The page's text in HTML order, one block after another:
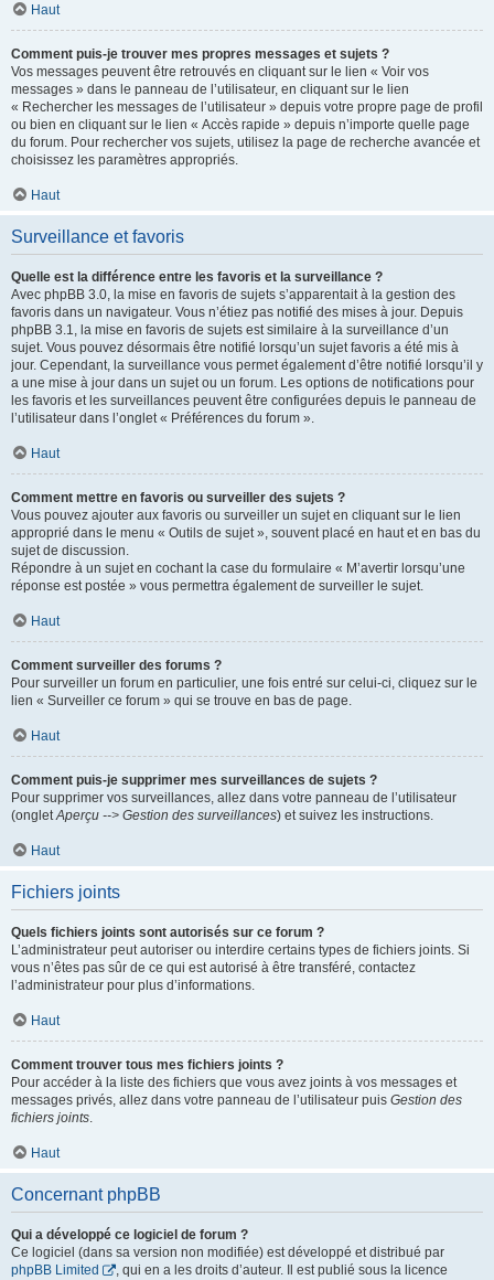
Haut
Comment puis-je trouver mes propres messages et sujets ?
Vos messages peuvent être retrouvés en cliquant sur le lien « Voir vos
messages » dans le panneau de l’utilisateur, en cliquant sur le lien
« Rechercher les messages de l’utilisateur » depuis votre propre page de profil
ou bien en cliquant sur le lien « Accès rapide » depuis n’importe quelle page
du forum. Pour rechercher vos sujets, utilisez la page de recherche avancée et
choisissez les paramètres appropriés.
Haut
Surveillance et favoris
Quelle est la différence entre les favoris et la surveillance ?
Avec phpBB 3.0, la mise en favoris de sujets s’apparentait à la gestion des
favoris dans un navigateur. Vous n’étiez pas notifié des mises à jour. Depuis
phpBB 3.1, la mise en favoris de sujets est similaire à la surveillance d’un
sujet. Vous pouvez désormais être notifié lorsqu’un sujet favoris a été mis à
jour. Cependant, la surveillance vous permet également d’être notifié lorsqu’il y
a une mise à jour dans un sujet ou un forum. Les options de notifications pour
les favoris et les surveillances peuvent être configurées depuis le panneau de
l’utilisateur dans l’onglet « Préférences du forum ».
Haut
Comment mettre en favoris ou surveiller des sujets ?
Vous pouvez ajouter aux favoris ou surveiller un sujet en cliquant sur le lien
approprié dans le menu « Outils de sujet », souvent placé en haut et en bas du
sujet de discussion.
Répondre à un sujet en cochant la case du formulaire « M’avertir lorsqu’une
réponse est postée » vous permettra également de surveiller le sujet.
Haut
Comment surveiller des forums ?
Pour surveiller un forum en particulier, une fois entré sur celui-ci, cliquez sur le
lien « Surveiller ce forum » qui se trouve en bas de page.
Haut
Comment puis-je supprimer mes surveillances de sujets ?
Pour supprimer vos surveillances, allez dans votre panneau de l’utilisateur
(ongletAperçu --> Gestion des surveillances) et suivez les instructions.
Haut
Fichiers joints
Quels fichiers joints sont autorisés sur ce forum ?
L’administrateur peut autoriser ou interdire certains types de fichiers joints. Si
vous n’êtes pas sûr de ce qui est autorisé à être transféré, contactez
l’administrateur pour plus d’informations.
Haut
Comment trouver tous mes fichiers joints ?
Pour accéder à la liste des fichiers que vous avez joints à vos messages et
messages privés, allez dans votre panneau de l’utilisateur puis Gestion des
fichiers joints.
Haut
Concernant phpBB
Qui a développé ce logiciel de forum ?
Ce logiciel (dans sa version non modifiée) est développé et distribué par
phpBB Limited
, qui en a les droits d’auteur. Il est publié sous la licence